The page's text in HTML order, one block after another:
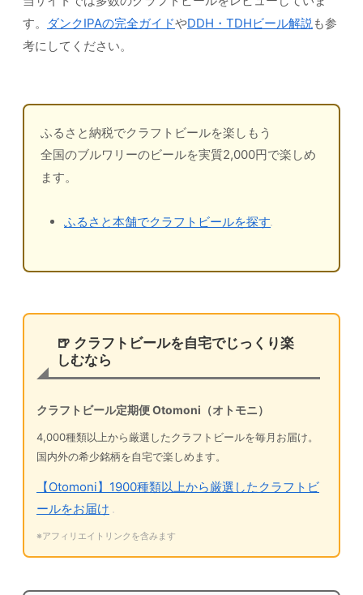
す。
ダンクIPAの完全ガイドやDDH・TDHビール解説も参
考にしてください。
ふるさと納税でクラフトビールを楽しもう
全国のブルワリーのビールを実質2,000円で楽しめ
ます。
ふるさと本舗でクラフトビールを探す
🍺 クラフトビールを自宅でじっくり楽
しむなら
クラフトビール定期便 Otomoni（オトモニ）
4,000種類以上から厳選したクラフトビールを毎月お届け。
国内外の希少銘柄を自宅で楽しめます。
【Otomoni】1900種類以上から厳選したクラフトビ
ールをお届け
※アフィリエイトリンクを含みます